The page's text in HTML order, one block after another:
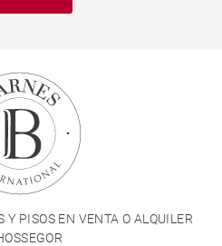
Y PISOS EN VENTA O ALQUILER